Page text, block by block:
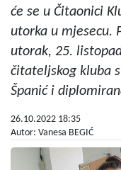
će se u Čitaonici
utorka u mjesecu.
utorak, 25.
čitateljskog kluba
Španić i
26.10.2022 18:35
Autor: Vanesa BEGIĆ